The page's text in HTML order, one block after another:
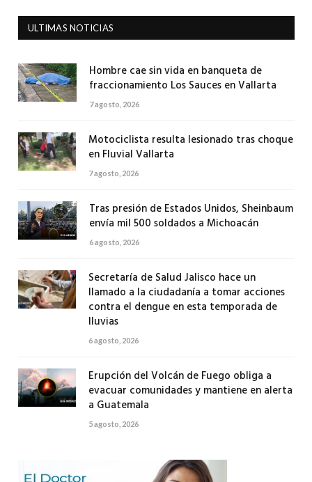
ULTIMAS NOTICIAS
Hombre cae sin vida en banqueta de
fraccionamiento Los Sauces en Vallarta
7 agosto, 2026
Motociclista resulta lesionado tras choque
en Fluvial Vallarta
7 agosto, 2026
Tras presión de Estados Unidos, Sheinbaum
envía mil 500 soldados a Michoacán
6 agosto, 2026
Secretaría de Salud Jalisco hace un
llamado a la ciudadanía a tomar acciones
contra el dengue en esta temporada de
lluvias
6 agosto, 2026
Erupción del Volcán de Fuego obliga a
evacuar comunidades y mantiene en alerta
a Guatemala
5 agosto, 2026